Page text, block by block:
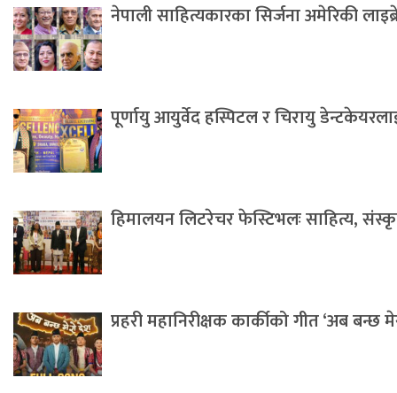
नेपाली साहित्यकारका सिर्जना अमेरिकी
पूर्णायु आयुर्वेद हस्पिटल र चिरायु
हिमालयन लिटरेचर फेस्टिभलः साहित्य,
प्रहरी महानिरीक्षक कार्कीको गीत ‘अब बन्छ